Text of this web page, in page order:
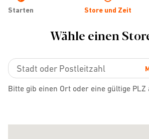
Check
icon
Starten Store und Zeit
Wähle einen
Bitte gib einen Ort oder eine gültige PLZ